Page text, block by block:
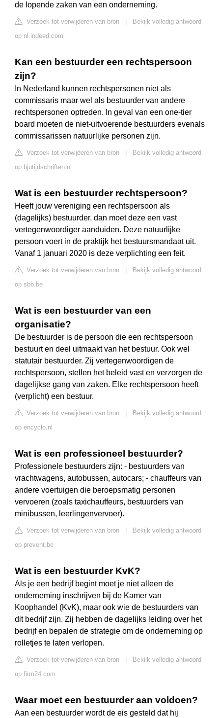
de lopende zaken van een onderneming.
Verzoek tot verwijderen van bron
Bekijk volledig antwoord
op nl.indeed.com
Kan een bestuurder een rechtspersoon
zijn?
In Nederland kunnen rechtspersonen niet als
commissaris maar wel als bestuurder van andere
rechtspersonen optreden. In geval van een one-tier
board moeten de niet-uitvoerende bestuurders evenals
commissarissen natuurlijke personen zijn.
Verzoek tot verwijderen van bron
Bekijk volledig antwoord
op bjutijdschriften.nl
Wat is een bestuurder rechtspersoon?
Heeft jouw vereniging een rechtspersoon als
(dagelijks) bestuurder, dan moet deze een vast
vertegenwoordiger aanduiden. Deze natuurlijke
persoon voert in de praktijk het bestuursmandaat uit.
Vanaf 1 januari 2020 is deze verplichting een feit.
Verzoek tot verwijderen van bron
Bekijk volledig antwoord
op sbb.be
Wat is een bestuurder van een
organisatie?
De bestuurder is de persoon die een rechtspersoon
bestuurt en deel uitmaakt van het bestuur. Ook wel
statutair bestuurder. Zij vertegenwoordigen de
rechtspersoon, stellen het beleid vast en verzorgen de
dagelijkse gang van zaken. Elke rechtspersoon heeft
(verplicht) een bestuur.
Verzoek tot verwijderen van bron
Bekijk volledig antwoord
op encyclo.nl
Wat is een professioneel bestuurder?
Professionele bestuurders zijn: - bestuurders van
vrachtwagens, autobussen, autocars; - chauffeurs van
andere voertuigen die beroepsmatig personen
vervoeren (zoals taxichauffeurs, bestuurders van
minibussen, leerlingenvervoer).
Verzoek tot verwijderen van bron
Bekijk volledig antwoord
op prevent.be
Wat is een bestuurder KvK?
Als je een bedrijf begint moet je niet alleen de
onderneming inschrijven bij de Kamer van
Koophandel (KvK), maar ook wie de bestuurders van
dit bedrijf zijn. Zij hebben de dagelijks leiding over het
bedrijf en bepalen de strategie om de onderneming op
rolletjes te laten verlopen.
Verzoek tot verwijderen van bron
Bekijk volledig antwoord
op firm24.com
Waar moet een bestuurder aan voldoen?
Aan een bestuurder wordt de eis gesteld dat hij